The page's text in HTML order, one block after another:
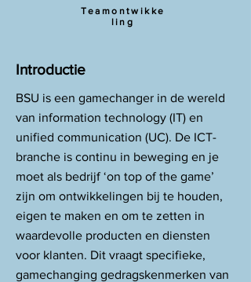
Teamontwikke
ling
Introductie
BSU is een gamechanger in de wereld
van information technology (IT) en
unified communication (UC). De ICT-
branche is continu in beweging en je
moet als bedrijf ‘on top of the game’
zijn om ontwikkelingen bij te houden,
eigen te maken en om te zetten in
waardevolle producten en diensten
voor klanten. Dit vraagt specifieke,
gamechanging gedragskenmerken van